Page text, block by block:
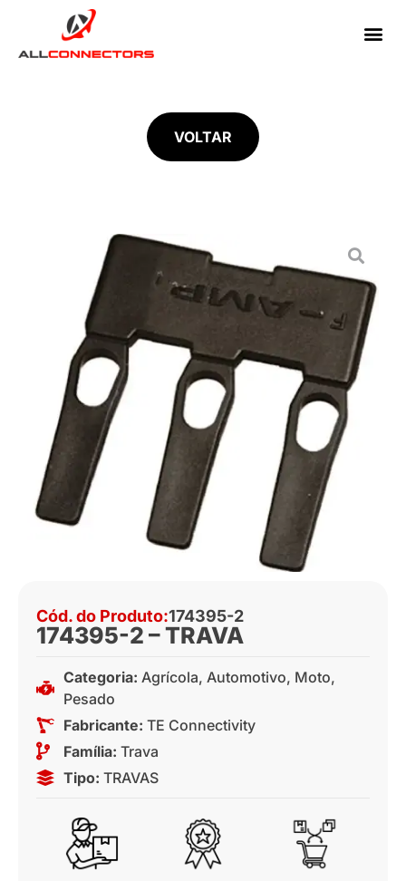
VOLTAR
Cód. do Produto:174395-2
174395-2 – TRAVA
Categoria: Agrícola, Automotivo, Moto,
Pesado
Fabricante: TE Connectivity
Família: Trava
Tipo: TRAVAS